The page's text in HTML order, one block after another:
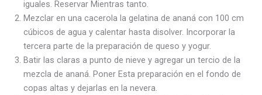
iguales. Reservar Mientras tanto.
Mezclar en una cacerola la gelatina de ananá con 100 cm
cúbicos de agua y calentar hasta disolver. Incorporar la
tercera parte de la preparación de queso y yogur.
Batir las claras a punto de nieve y agregar un tercio de la
mezcla de ananá. Poner Esta preparación en el fondo de
copas altas y dejarlas en la nevera.